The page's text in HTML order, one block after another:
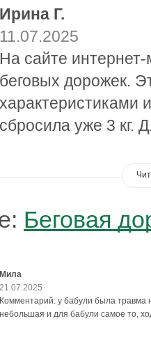
Ирина Г.
11.07.2025
На сайте
беговых дорожек.
характеристиками
сбросила уже 3 кг.
Беговая
Мила
21.07.2025
Комментарий: у бабули была травма
небольшая и для бабули самое то,